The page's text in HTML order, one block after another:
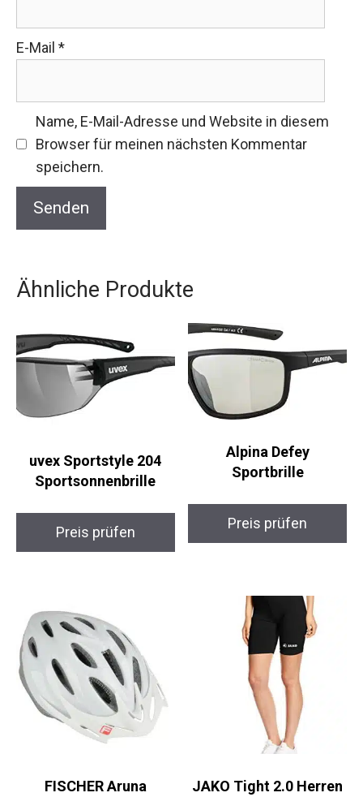
E-Mail *
Name, E-Mail-Adresse und Website in diesem
Browser für meinen nächsten Kommentar
speichern.
Ähnliche Produkte
uvex Sportstyle 204
Sportsonnenbrille
Preis prüfen
Alpina Defey
Sportbrille
Preis prüfen
FISCHER Aruna
JAKO Tight 2.0 Herren